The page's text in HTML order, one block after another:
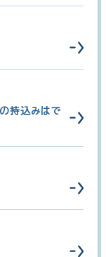
持込みはで